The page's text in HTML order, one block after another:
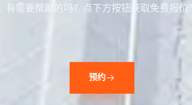
有需要帮助的吗？点下方按钮获取免费报价！
预约